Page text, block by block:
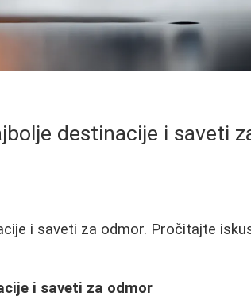
destinacije i saveti
i saveti za odmor. Pročitajte
i saveti za odmor